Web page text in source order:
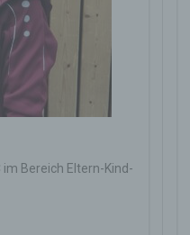
Bereich Eltern-Kind-